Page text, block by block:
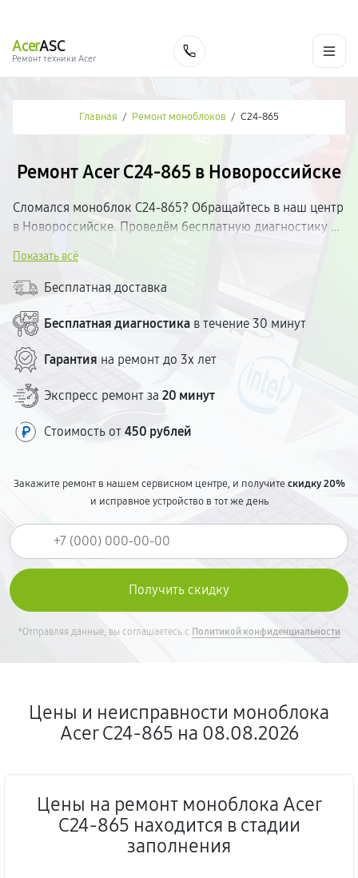
AcerASC
Ремонт техники Acer
Главная / Ремонт моноблоков / C24-865
Ремонт Acer C24-865 в Новороссийске
Сломался моноблок C24-865? Обращайтесь в наш центр
в Новороссийске. Проведём бесплатную диагностику и
запчастями, предоставляем гарантию на все виды работ.
Ремонт — от 30 минут. Стоимость озвучиваем до начала
Показать всё
Бесплатная доставка
Бесплатная диагностика в течение 30 минут
Гарантия на ремонт до 3х лет
Экспресс ремонт за 20 минут
Стоимость от 450 рублей
Закажите ремонт в нашем сервисном центре, и получитескидку 20%
и исправное устройство в тот же день
*Отправляя данные, вы соглашаетесь с Политикой конфиденциальности
Цены и неисправности моноблока
Acer C24-865 на 08.08.2026
Цены на ремонт моноблока Acer
C24-865 находится в стадии
заполнения